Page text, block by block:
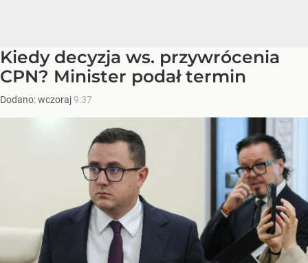
Kiedy decyzja ws. przywrócenia
CPN? Minister podał termin
Dodano:wczoraj9:37